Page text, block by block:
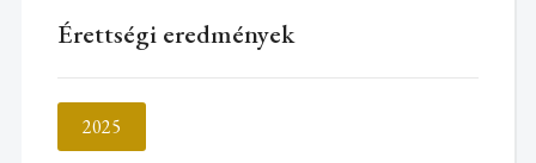
Érettségi eredmények
2025